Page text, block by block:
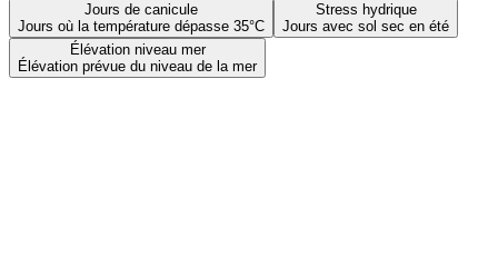
Jours de canicule
Jours où la température dépasse 35°C
Stress hydrique
Jours avec sol sec en été
Élévation niveau mer
Élévation prévue du niveau de la mer